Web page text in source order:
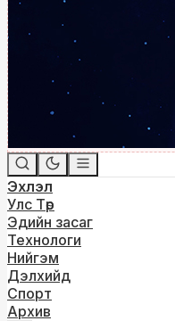
Эхлэл
Улс Төр
Эдийн засаг
Технологи
Нийгэм
Дэлхийд
Спорт
Архив